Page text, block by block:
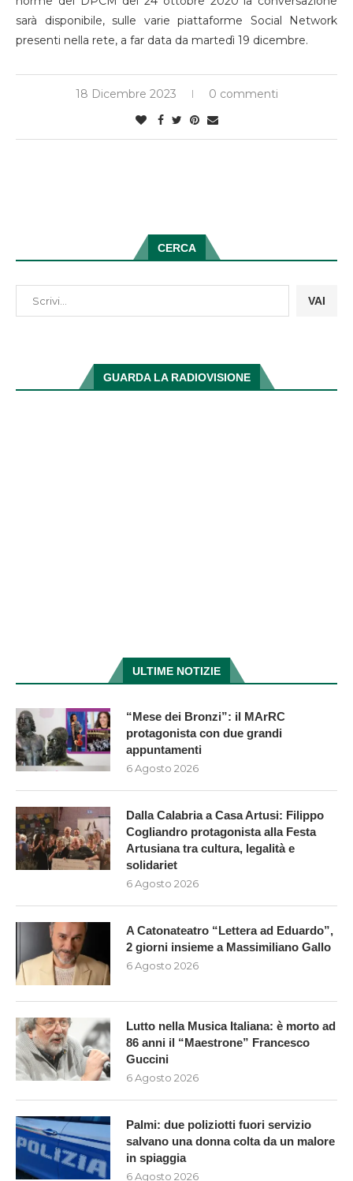
sarà disponibile, sulle varie piattaforme Social Network
presenti nella rete, a far data da martedì 19 dicembre.
18 Dicembre 2023 0 commenti
CERCA
VAI
GUARDA LA RADIOVISIONE
ULTIME NOTIZIE
“Mese dei Bronzi”: il MArRC
protagonista con due grandi
appuntamenti
6 Agosto 2026
Dalla Calabria a Casa Artusi: Filippo
Cogliandro protagonista alla Festa
Artusiana tra cultura, legalità e
solidariet
6 Agosto 2026
A Catonateatro “Lettera ad Eduardo”,
2 giorni insieme a Massimiliano Gallo
6 Agosto 2026
Lutto nella Musica Italiana: è morto ad
86 anni il “Maestrone” Francesco
Guccini
6 Agosto 2026
Palmi: due poliziotti fuori servizio
salvano una donna colta da un malore
in spiaggia
6 Agosto 2026